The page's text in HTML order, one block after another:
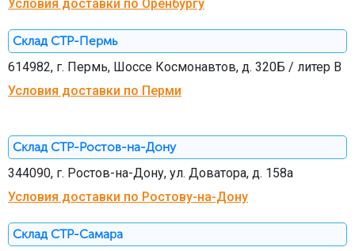
Условия доставки по Оренбургу
Склад СТР-Пермь
614982, г. Пермь, Шоссе Космонавтов, д. 320Б / литер В
Условия доставки по Перми
Склад СТР-Ростов-на-Дону
344090, г. Ростов-на-Дону, ул. Доватора, д. 158а
Условия доставки по Ростову-на-Дону
Склад СТР-Самара